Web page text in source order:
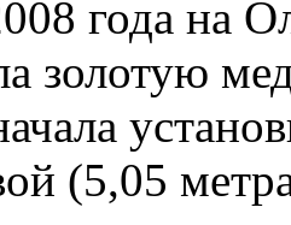
года на
золотую
(5,05